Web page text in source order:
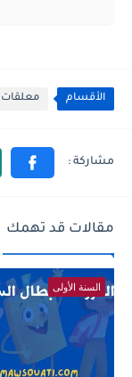
الأقسام معلقات
مقالات قد تهمك
السنة الأولى